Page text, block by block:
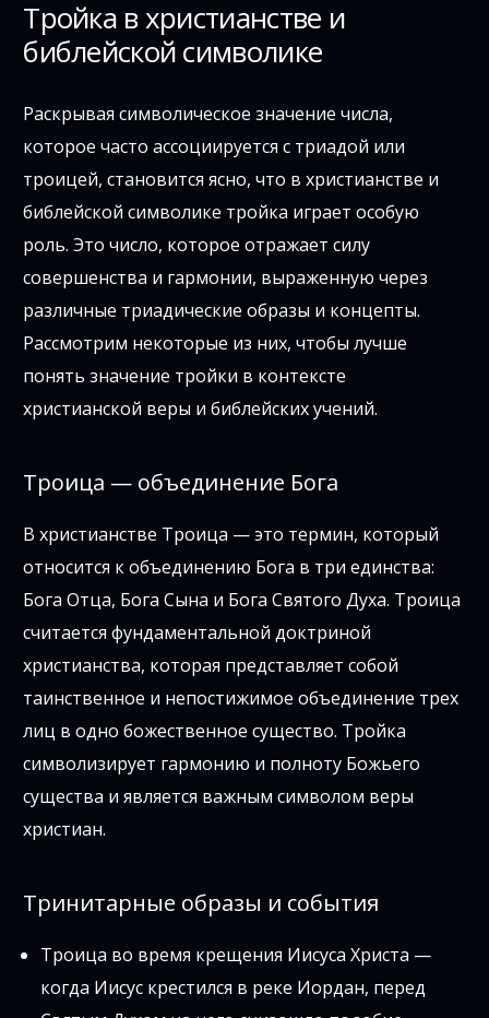
Тройка в христианстве и
библейской символике
Раскрывая символическое значение числа,
которое часто ассоциируется с триадой или
троицей, становится ясно, что в христианстве и
библейской символике тройка играет особую
роль. Это число, которое отражает силу
совершенства и гармонии, выраженную через
различные триадические образы и концепты.
Рассмотрим некоторые из них, чтобы лучше
понять значение тройки в контексте
христианской веры и библейских учений.
Троица — объединение Бога
В христианстве Троица — это термин, который
относится к объединению Бога в три единства:
Бога Отца, Бога Сына и Бога Святого Духа. Троица
считается фундаментальной доктриной
христианства, которая представляет собой
таинственное и непостижимое объединение трех
лиц в одно божественное существо. Тройка
символизирует гармонию и полноту Божьего
существа и является важным символом веры
христиан.
Тринитарные образы и события
Троица во время крещения Иисуса Христа —
когда Иисус крестился в реке Иордан, перед